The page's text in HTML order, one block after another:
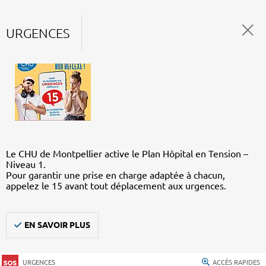
URGENCES
Le CHU de Montpellier active le Plan Hôpital en Tension –
Niveau 1.
Pour garantir une prise en charge adaptée à chacun,
appelez le 15 avant tout déplacement aux urgences.
EN SAVOIR PLUS
URGENCES ACCÈS RAPIDES